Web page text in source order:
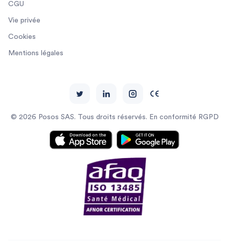
© 2026 Posos SAS. Tous droits réservés. En conformité RGPD
CGU
Vie privée
Cookies
Mentions légales